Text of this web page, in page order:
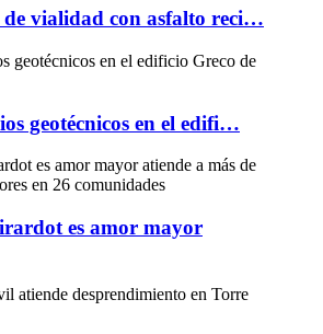
vialidad con asfalto reci…
geotécnicos en el edifi…
es amor mayor